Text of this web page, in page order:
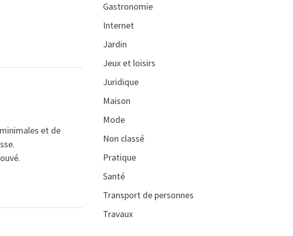
et de
Gastronomie
Internet
Jardin
Jeux et loisirs
Juridique
Maison
Mode
Non classé
Pratique
Santé
Transport de personnes
Travaux